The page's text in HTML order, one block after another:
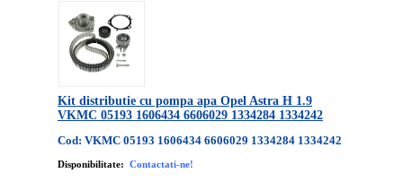
Kit distributie cu pompa apa Opel Astra H 1.9
VKMC 05193 1606434 6606029 1334284 1334242
Cod: VKMC 05193 1606434 6606029 1334284 1334242
Disponibilitate: Contactati-ne!